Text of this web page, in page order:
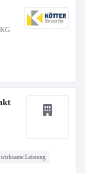
Leistung